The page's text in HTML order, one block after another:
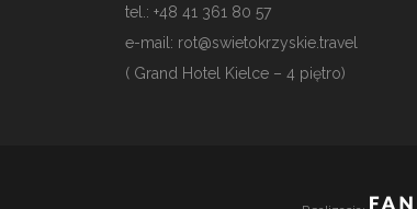
tel.: +48 41 361 80 57
e-mail: rot@swietokrzyskie.travel
( Grand Hotel Kielce – 4 piętro)